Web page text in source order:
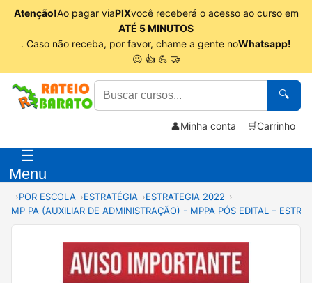
Atenção!Ao pagar viaPIXvocê receberá o acesso ao curso em
ATÉ 5 MINUTOS
. Caso não receba, por favor, chame a gente noWhatsapp!
😉 👍 💪 🤝
🔍
👤Minha conta 🛒Carrinho
☰
Menu
POR ESCOLA ESTRATÉGIA
ESTRATEGIA 2022
MP PA (AUXILIAR DE ADMINISTRAÇÃO) - MPPA PÓS EDITAL –